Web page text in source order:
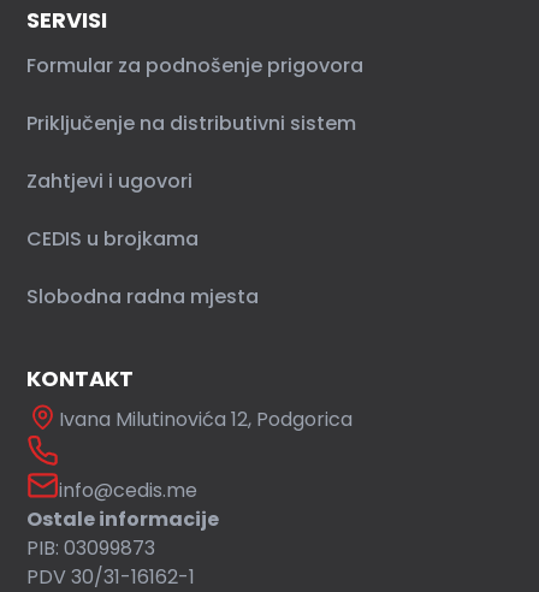
SERVISI
Formular za podnošenje prigovora
Priključenje na distributivni sistem
Zahtjevi i ugovori
CEDIS u brojkama
Slobodna radna mjesta
KONTAKT
Ivana Milutinovića 12, Podgorica
info@cedis.me
Ostale informacije
PIB: 03099873
PDV 30/31-16162-1